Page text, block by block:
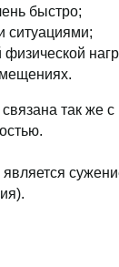
быстро;
ситуациями;
так же с